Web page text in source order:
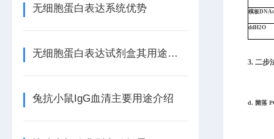
无细胞蛋白表达系统优势
无细胞蛋白表达试剂盒其用途涵盖了哪几个方面？
兔抗小鼠IgG血清主要用途介绍
模板DNAc
ddH2O
3. 二步
d. 菌落